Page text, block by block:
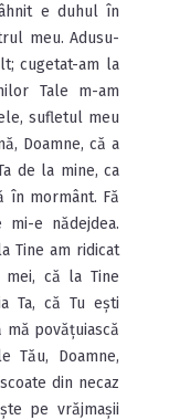
e duhul în
meu. Adusu-
cugetat-am la
Tale m-am
sufletul meu
Doamne, că a
de la mine, ca
în mormânt. Fă
e nădejdea.
Tine am ridicat
mei, că la Tine
Ta, că Tu ești
mă povățuiască
Tău, Doamne,
din necaz
pe vrăjmașii